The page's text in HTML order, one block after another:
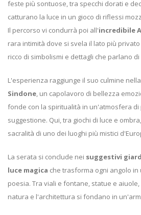
feste più sontuose, tra specchi dorati e
catturano la luce in un gioco di riflessi
Il percorso vi condurrà poi all'incredibile
rara intimità dove si svela il lato più
ricco di simbolismi e dettagli che parlano
L'esperienza raggiunge il suo culmine nella
Sindone, un capolavoro di bellezza
fonde con la spiritualità in un'atmosfera
suggestione. Qui, tra giochi di luce e
sacralità di uno dei luoghi più mistici
La serata si conclude nei suggestivi
luce magica che trasforma ogni angolo
poesia. Tra viali e fontane, statue e
natura e l'architettura si fondano in